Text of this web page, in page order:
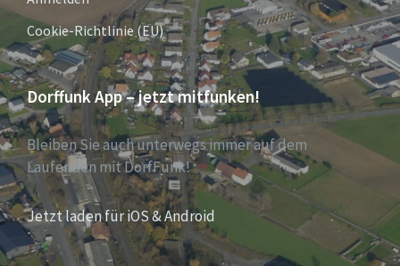
Cookie-Richtlinie (EU)
Dorffunk App – jetzt mitfunken!
Bleiben Sie auch unterwegs immer auf dem
Laufenden mit DorfFunk!
Jetzt laden für iOS & Android